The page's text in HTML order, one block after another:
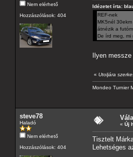
Nem elérhető
Hozzászólások: 404
Idézetet írta:
REF-nek
MK5nél
átnézik a
De írd meg, mi
Ilyen
« Utoljára
Mondeo Turnier
steve78
Haladó
Nem elérhető
Hozzászólások: 404
« Új
Tisztelt
Lehetséges